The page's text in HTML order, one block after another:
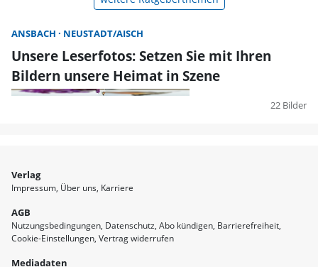
ANSBACH NEUSTADT/AISCH
Unsere Leserfotos: Setzen Sie mit Ihren
Bildern unsere Heimat in Szene
22 Bilder
Verlag
Impressum Über uns Karriere
AGB
Nutzungsbedingungen Datenschutz Abo kündigen Barrierefreiheit
Cookie-Einstellungen Vertrag widerrufen
Mediadaten